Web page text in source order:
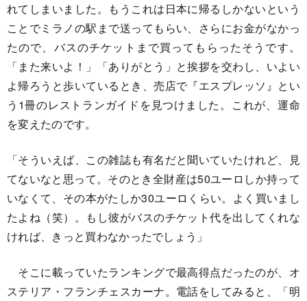
れてしまいました。もうこれは日本に帰るしかないという
ことでミラノの駅まで送ってもらい、さらにお金がなかっ
たので、バスのチケットまで買ってもらったそうです。
「また来いよ！」「ありがとう」と挨拶を交わし、いよい
よ帰ろうと歩いているとき、売店で『エスプレッソ』とい
う1冊のレストランガイドを見つけました。これが、運命
を変えたのです。
「そういえば、この雑誌も有名だと聞いていたけれど、見
てないなと思って。そのとき全財産は50ユーロしか持って
いなくて、その本がたしか30ユーロくらい。よく買いまし
たよね（笑）。もし彼がバスのチケット代を出してくれな
ければ、きっと買わなかったでしょう」
そこに載っていたランキングで最高得点だったのが、オ
ステリア・フランチェスカーナ。電話をしてみると、「明